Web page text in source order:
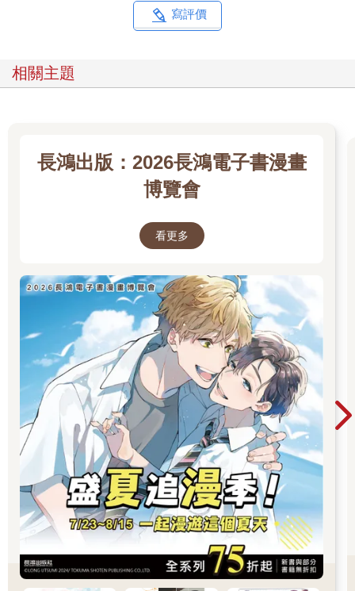
「我可是情報員，怎麼可能不知道。」
克萊曼笑起來的模樣太好看，黑狗一瞬間確實有種魂魄被勾走的
一舉，只得將槍口往上抬起，舉起雙手示意放棄攻擊，接著把手
克萊曼雙手環胸，轉身盯著他看，上揚的嘴角掛著挑釁的笑容，
「所以，你是來做什麼的？」
「說起來有點複雜。」黑狗搔搔頭，相當無奈，因為自己完全被
原本他的工作是要保護薛丞光和言永微，但因為楠對主動接近周
正臻的克萊曼十分警戒，所以單獨命令他暗中保護周正臻。
一開始他覺得這是個麻煩的命令，但一想到克萊曼也會和周正臻
見面，他就有機會再見到克萊曼，自然而然感到開心。
昨晚他跟著周正臻來到球場，但並沒有追進去，而是在外面觀察
情況。不久後，他看到克萊曼與姍姍來遲的崔?俊在球場入口相
遇，兩人短暫交談後便各自分開行動。
沒過多久，他聽見球場內傳來一些動靜；幾個小時後，才看到傷
痕累累、狼狽不堪的周正臻與崔?俊走出來，開車離開。照理說，
他應該跟著周正臻他們，但他太在意克萊曼是否安全離開，於是
便留下來多等一段時間。
過了一會兒，球場便傳出爆炸聲，大火迅速吞噬整座建築。隨
後，克萊曼背對著燃燒的建築物走出來，態度依然從容，回到停
車場，在消防車和阿芙蘿的人趕到前離開。
黑狗並不知道他們在裡面究竟發生了什麼，但他清楚克萊曼是去
幫助崔?俊與周正臻的。從一開始，他就沒有把克萊曼視為敵人，
克萊曼對他也同樣如此。
「我知道你不是我們的敵人。」黑狗抬頭注視那張傲慢又美麗的
寫評價
相關主題
長鴻出版：2026長鴻電子書漫畫
博覽會
看更多